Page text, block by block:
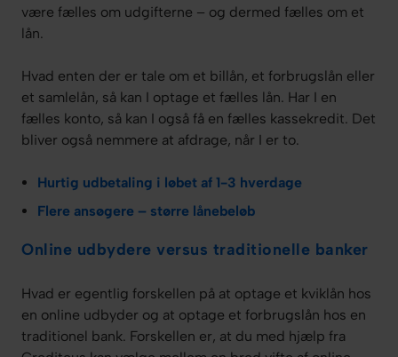
være fælles om udgifterne – og dermed fælles om et
lån.
Hvad enten der er tale om et billån, et forbrugslån eller
et samlelån, så kan I optage et fælles lån. Har I en
fælles konto, så kan I også få en fælles kassekredit. Det
bliver også nemmere at afdrage, når I er to.
Hurtig udbetaling i løbet af 1-3 hverdage
Flere ansøgere – større lånebeløb
Online udbydere versus traditionelle banker
Hvad er egentlig forskellen på at optage et kviklån hos
en online udbyder og at optage et forbrugslån hos en
traditionel bank. Forskellen er, at du med hjælp fra